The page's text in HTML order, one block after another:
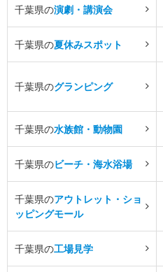
千葉県の演劇・講演会
千葉県の夏休みスポット
千葉県のグランピング
千葉県の水族館・動物園
千葉県のビーチ・海水浴場
千葉県のアウトレット・ショ
ッピングモール
千葉県の工場見学